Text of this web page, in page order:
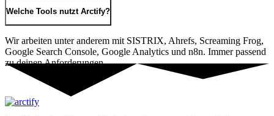
Welche Tools nutzt Arctify?
Wir arbeiten unter anderem mit SISTRIX, Ahrefs, Screaming Frog,
Google Search Console, Google Analytics und n8n. Immer passend
zu deinen Anforderungen.